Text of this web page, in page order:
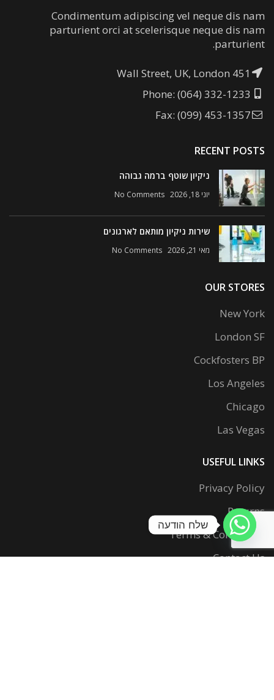
Condimentum adipiscing vel neque dis nam
parturient orci at scelerisque neque dis nam
parturient.
451 Wall Street, UK, London
Fax: (099) 453-1357
RECENT POSTS
ניקיון שוטף ברמה גבוהה
יוני 18, 2026 No Comments
שירות ניקיון מותאם לארגונים
מאי 21, 2026 No Comments
OUR STORES
New York
London SF
Cockfosters BP
Los Angeles
Chicago
Las Vegas
USEFUL LINKS
Privacy Policy
Returns
Terms & Conditions
Contact Us
שלח הודעה